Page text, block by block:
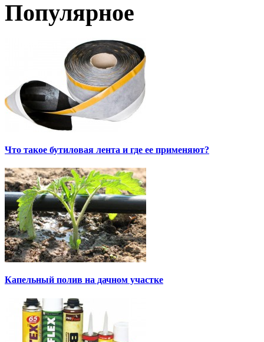
Популярное
Что такое бутиловая лента и где ее применяют?
Капельный полив на дачном участке